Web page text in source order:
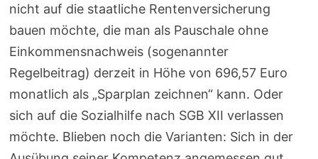
nicht auf die staatliche Rentenversicherung
bauen möchte, die man als Pauschale ohne
Einkommensnachweis (sogenannter
Regelbeitrag) derzeit in Höhe von 696,57 Euro
monatlich als „Sparplan zeichnen“ kann. Oder
sich auf die Sozialhilfe nach SGB XII verlassen
möchte. Blieben noch die Varianten: Sich in der